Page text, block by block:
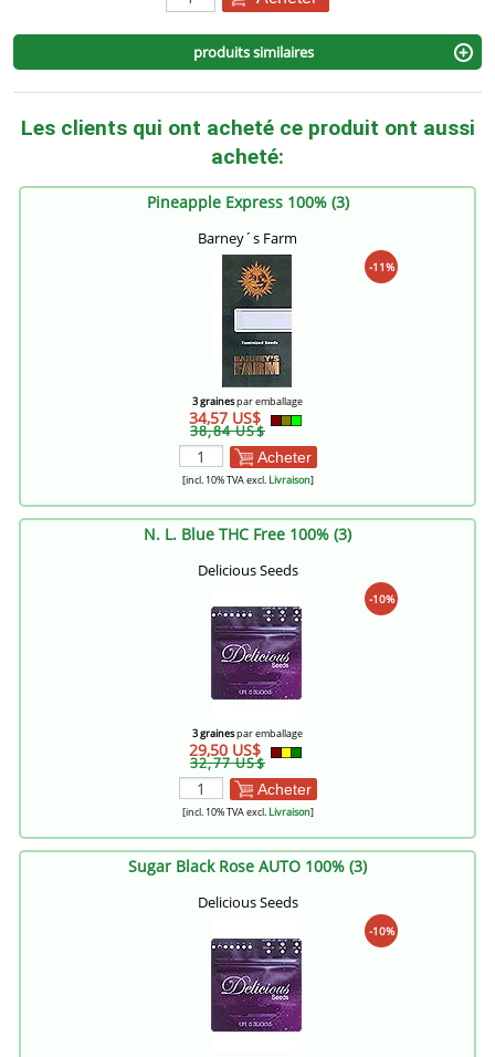
produits similaires
Les clients qui ont acheté ce produit ont aussi
acheté:
Pineapple Express 100% (3)
Barney´s Farm
-11%
3 grainespar emballage
34,57 US$
38,84 US$
Acheter
[incl. 10% TVA excl.Livraison]
N. L. Blue THC Free 100% (3)
Delicious Seeds
-10%
3 grainespar emballage
29,50 US$
32,77 US$
Acheter
[incl. 10% TVA excl.Livraison]
Sugar Black Rose AUTO 100% (3)
Delicious Seeds
-10%